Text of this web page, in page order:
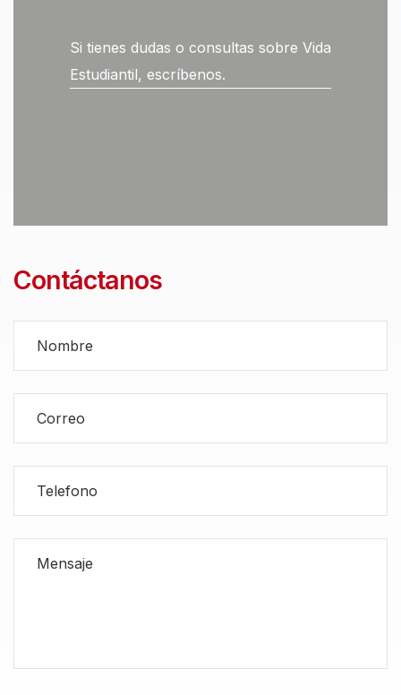
Si tienes dudas o consultas sobre Vida
Estudiantil, escríbenos.
Contáctanos